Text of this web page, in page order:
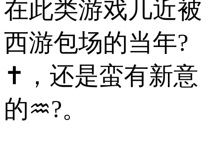
在此类游戏几近被
西游包场的当年?
✝，还是蛮有新意
的♒?。